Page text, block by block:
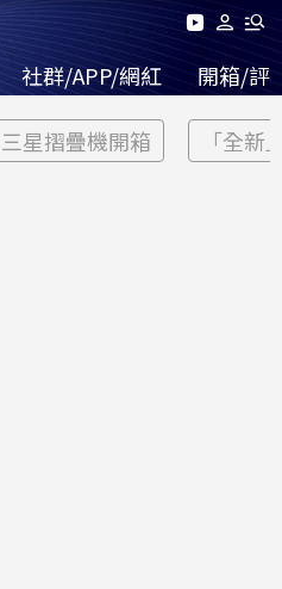
社群/APP/網紅 開箱/評
三星摺疊機開箱 「全新